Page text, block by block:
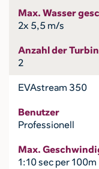
Max. Wasser
2x 5,5 m/s
Anzahl der
2
EVAstream 350
Benutzer
Professionell
Max.
1:10 sec per 100m